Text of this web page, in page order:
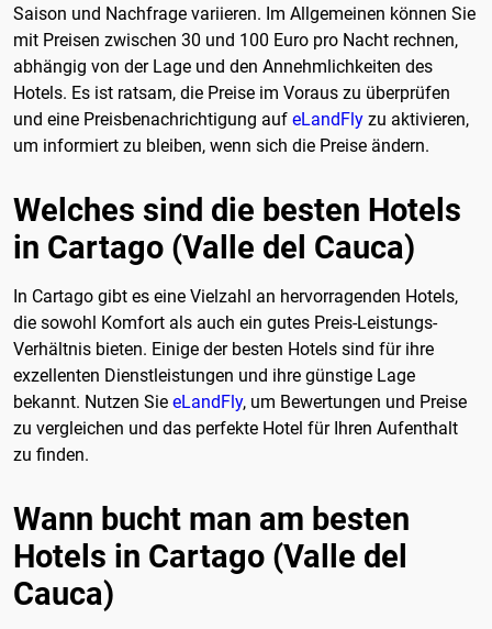
Saison und Nachfrage variieren. Im Allgemeinen können Sie
mit Preisen zwischen 30 und 100 Euro pro Nacht rechnen,
abhängig von der Lage und den Annehmlichkeiten des
Hotels. Es ist ratsam, die Preise im Voraus zu überprüfen
und eine Preisbenachrichtigung auf eLandFly zu aktivieren,
um informiert zu bleiben, wenn sich die Preise ändern.
Welches sind die besten Hotels
in Cartago (Valle del Cauca)
In Cartago gibt es eine Vielzahl an hervorragenden Hotels,
die sowohl Komfort als auch ein gutes Preis-Leistungs-
Verhältnis bieten. Einige der besten Hotels sind für ihre
exzellenten Dienstleistungen und ihre günstige Lage
bekannt. Nutzen Sie eLandFly, um Bewertungen und Preise
zu vergleichen und das perfekte Hotel für Ihren Aufenthalt
zu finden.
Wann bucht man am besten
Hotels in Cartago (Valle del
Cauca)